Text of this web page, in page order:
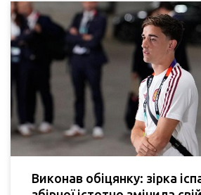
Виконав обіцянку: зірка